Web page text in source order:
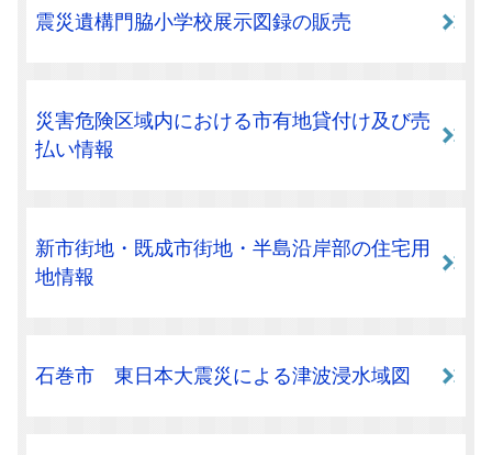
震災遺構門脇小学校展示図録の販売
災害危険区域内における市有地貸付け及び売
払い情報
新市街地・既成市街地・半島沿岸部の住宅用
地情報
石巻市 東日本大震災による津波浸水域図